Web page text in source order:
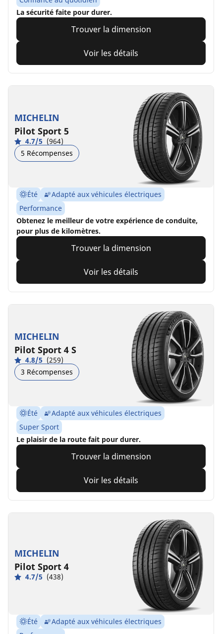
La sécurité faite pour durer.
Trouver la dimension
Voir les détails
MICHELIN
Pilot Sport 5
4.7/5 (964)
5 Récompenses
Été
Adapté aux véhicules électriques
Performance
Obtenez le meilleur de votre expérience de conduite,
pour plus de kilomètres.
Trouver la dimension
Voir les détails
MICHELIN
Pilot Sport 4 S
4.8/5 (259)
3 Récompenses
Été
Adapté aux véhicules électriques
Super Sport
Le plaisir de la route fait pour durer.
Trouver la dimension
Voir les détails
MICHELIN
Pilot Sport 4
4.7/5 (438)
Été
Adapté aux véhicules électriques